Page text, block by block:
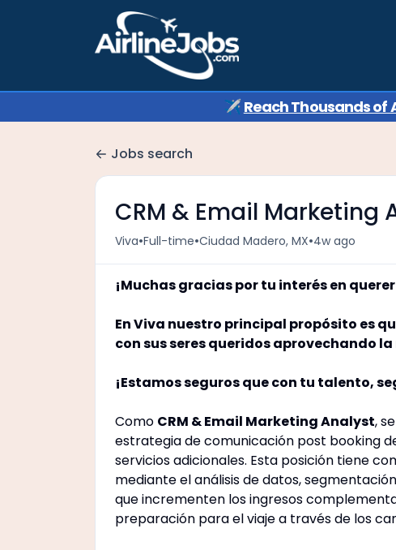
✈️ Reach Thousands of
Jobs search
CRM & Email Marketing
Viva•Full-time•Ciudad Madero, MX•4w ago
¡Muchas gracias por tu interés en
En Viva nuestro principal propósito es
con sus seres queridos aprovechando
¡Estamos seguros que con tu talento,
Como CRM & Email Marketing Analyst,
estrategia de comunicación post booking
servicios adicionales. Esta posición tiene
mediante el análisis de datos,
que incrementen los ingresos
preparación para el viaje a través de los